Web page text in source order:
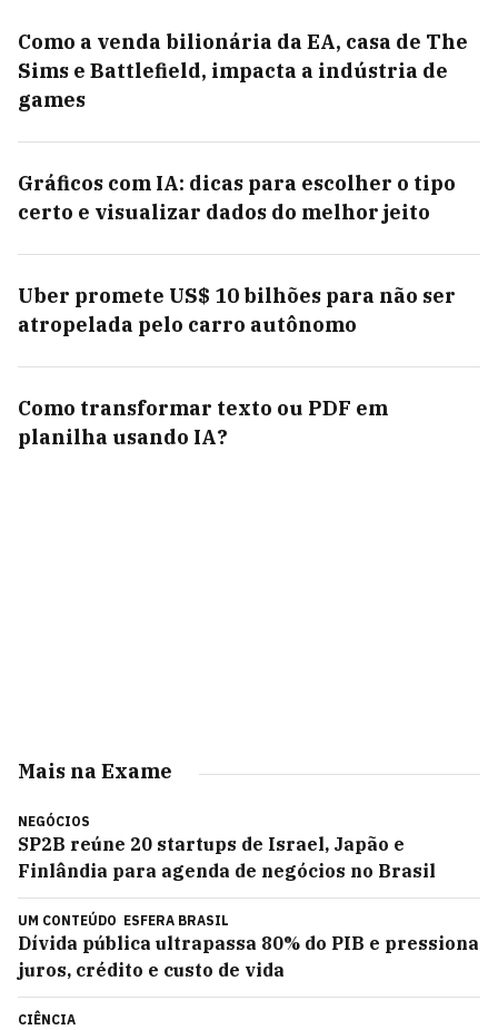
Como a venda bilionária da EA, casa de The
Sims e Battlefield, impacta a indústria de
games
Gráficos com IA: dicas para escolher o tipo
certo e visualizar dados do melhor jeito
Uber promete US$ 10 bilhões para não ser
atropelada pelo carro autônomo
Como transformar texto ou PDF em
planilha usando IA?
Mais na Exame
NEGÓCIOS
SP2B reúne 20 startups de Israel, Japão e
Finlândia para agenda de negócios no Brasil
UM CONTEÚDO ESFERA BRASIL
Dívida pública ultrapassa 80% do PIB e pressiona
juros, crédito e custo de vida
CIÊNCIA